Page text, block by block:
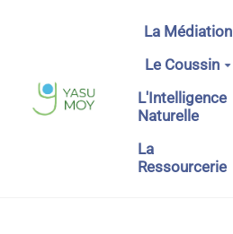
Aller au contenu principal
La Médiation
Le Coussin
L'Intelligence
Naturelle
La
Ressourcerie